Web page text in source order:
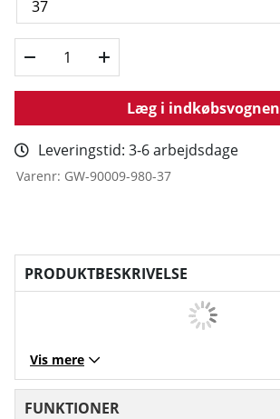
Læg i indkøbsvognen
Leveringstid: 3-6 arbejdsdage
Varenr: GW-90009-980-37
PRODUKTBESKRIVELSE
Vis mere
FUNKTIONER